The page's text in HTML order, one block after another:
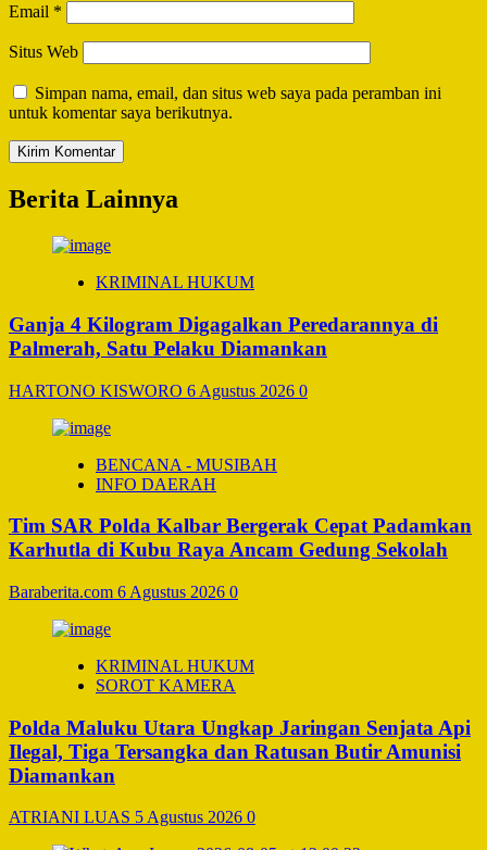
Email *
Situs Web
Simpan nama, email, dan situs web saya pada peramban ini
untuk komentar saya berikutnya.
Berita Lainnya
KRIMINAL HUKUM
Ganja 4 Kilogram Digagalkan Peredarannya di
Palmerah, Satu Pelaku Diamankan
HARTONO KISWORO 6 Agustus 2026 0
BENCANA - MUSIBAH
INFO DAERAH
Tim SAR Polda Kalbar Bergerak Cepat Padamkan
Karhutla di Kubu Raya Ancam Gedung Sekolah
Baraberita.com 6 Agustus 2026 0
KRIMINAL HUKUM
SOROT KAMERA
Polda Maluku Utara Ungkap Jaringan Senjata Api
Ilegal, Tiga Tersangka dan Ratusan Butir Amunisi
Diamankan
ATRIANI LUAS 5 Agustus 2026 0